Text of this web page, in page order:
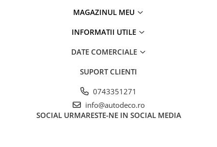
MAGAZINUL MEU
INFORMATII UTILE
DATE COMERCIALE
SUPORT CLIENTI
0743351271
info@autodeco.ro
SOCIAL URMARESTE-NE IN SOCIAL MEDIA